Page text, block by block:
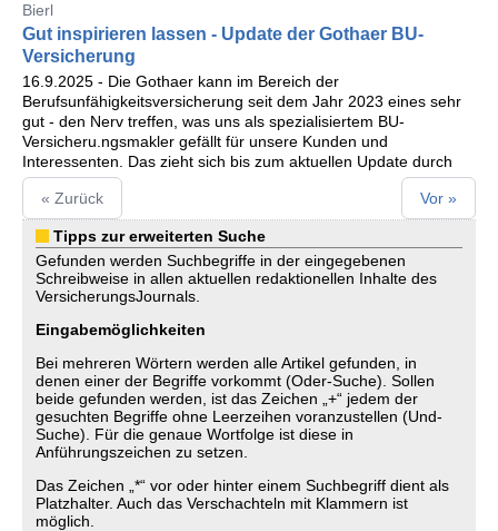
Bierl
Gut inspirieren lassen - Update der Gothaer BU-
Versicherung
16.9.2025 - Die Gothaer kann im Bereich der
Berufsunfähigkeitsversicherung seit dem Jahr 2023 eines sehr
gut - den Nerv treffen, was uns als spezialisiertem BU-
Versicheru.ngsmakler gefällt für unsere Kunden und
Interessenten. Das zieht sich bis zum aktuellen Update durch
« Zurück Vor »
Tipps zur erweiterten Suche
Gefunden werden Suchbegriffe in der eingegebenen
Schreibweise in allen aktuellen redaktionellen Inhalte des
VersicherungsJournals.
Eingabemöglichkeiten
Bei mehreren Wörtern werden alle Artikel gefunden, in
denen einer der Begriffe vorkommt (Oder-Suche). Sollen
beide gefunden werden, ist das Zeichen „+“ jedem der
gesuchten Begriffe ohne Leerzeihen voranzustellen (Und-
Suche). Für die genaue Wortfolge ist diese in
Anführungszeichen zu setzen.
Das Zeichen „*“ vor oder hinter einem Suchbegriff dient als
Platzhalter. Auch das Verschachteln mit Klammern ist
möglich.